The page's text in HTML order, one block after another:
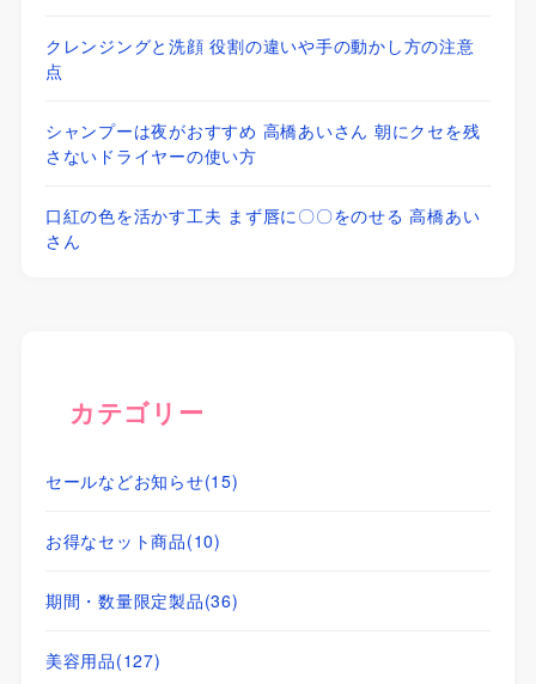
クレンジングと洗顔 役割の違いや手の動かし方の注意
点
シャンプーは夜がおすすめ 高橋あいさん 朝にクセを残
さないドライヤーの使い方
口紅の色を活かす工夫 まず唇に〇〇をのせる 高橋あい
さん
カテゴリー
セールなどお知らせ(15)
お得なセット商品(10)
期間・数量限定製品(36)
美容用品(127)